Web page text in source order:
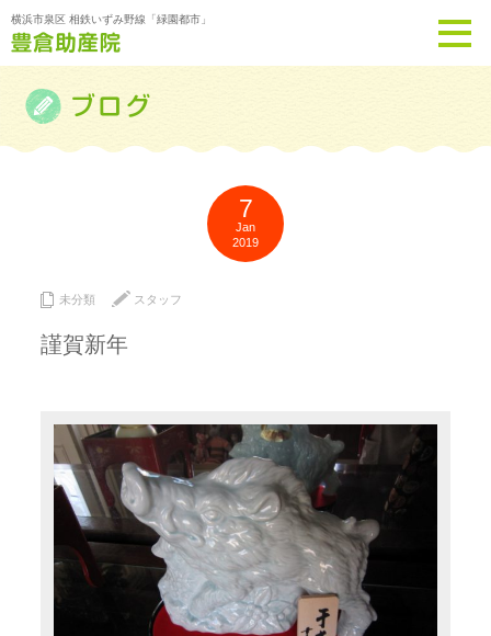
横浜市泉区 相鉄いずみ野線「緑園都市」
7
Jan
2019
未分類 スタッフ
謹賀新年